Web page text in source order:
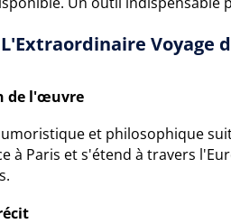
Voyage
de l'œuvre
et philosophique
à Paris et s'étend à travers